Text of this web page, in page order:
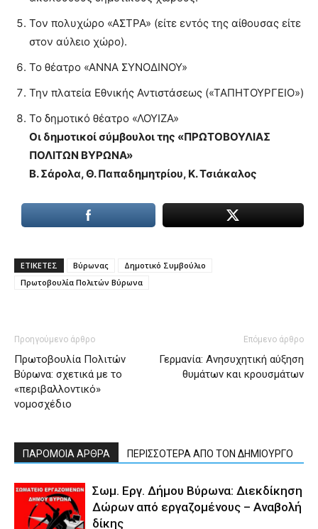
Τον πολυχώρο «ΑΣΤΡΑ» (είτε εντός της αίθουσας είτε
στον αύλειο χώρο).
Το θέατρο «ΑΝΝΑ ΣΥΝΟΔΙΝΟΥ»
Την πλατεία Εθνικής Αντιστάσεως («ΤΑΠΗΤΟΥΡΓΕΙΟ»)
Το δημοτικό θέατρο «ΛΟΥΙΖΑ»
Οι δημοτικοί σύμβουλοι της «ΠΡΩΤΟΒΟΥΛΙΑΣ
ΠΟΛΙΤΩΝ ΒΥΡΩΝΑ»
Β. Σάρολα, Θ. Παπαδημητρίου, Κ. Τσιάκαλος
ΕΤΙΚΕΤΕΣ Βύρωνας
Δημοτικό Συμβούλιο
Πρωτοβουλία Πολιτών Βύρωνα
Προηγούμενο άρθρο
Πρωτοβουλία Πολιτών
Βύρωνα: σχετικά με το
«περιβαλλοντικό»
νομοσχέδιο
Επόμενο άρθρο
Γερμανία: Ανησυχητική αύξηση
θυμάτων και κρουσμάτων
ΠΑΡΟΜΟΙΑ ΑΡΘΡΑ ΠΕΡΙΣΣΟΤΕΡΑ ΑΠΟ ΤΟΝ ΔΗΜΙΟΥΡΓΟ
Σωμ. Εργ. Δήμου Βύρωνα: Διεκδίκηση
Δώρων από εργαζομένους – Αναβολή
δίκης